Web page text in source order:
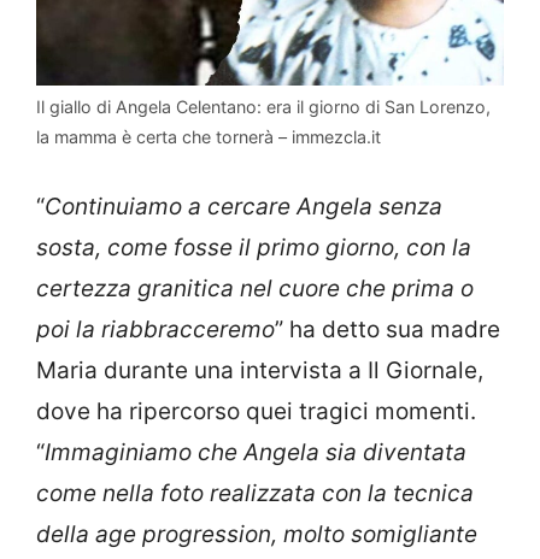
Il giallo di Angela Celentano: era il giorno di San Lorenzo,
la mamma è certa che tornerà – immezcla.it
“Continuiamo a cercare Angela senza
sosta, come fosse il primo giorno, con la
certezza granitica nel cuore che prima o
poi la riabbracceremo” ha detto sua madre
Maria durante una intervista a Il Giornale,
dove ha ripercorso quei tragici momenti.
“Immaginiamo che Angela sia diventata
come nella foto realizzata con la tecnica
della age progression, molto somigliante